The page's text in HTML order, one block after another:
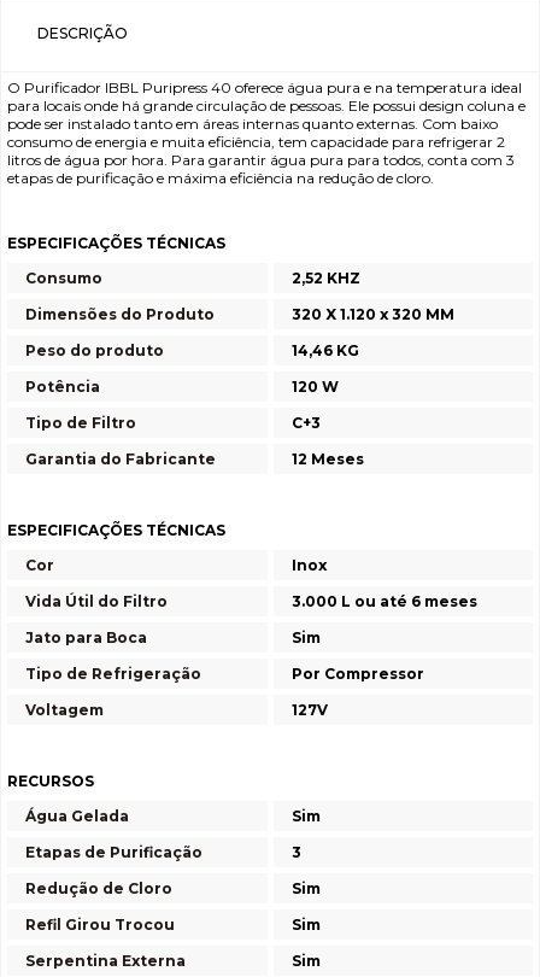
DESCRIÇÃO
O Purificador IBBL Puripress 40 oferece água pura e na temperatura ideal
para locais onde há grande circulação de pessoas. Ele possui design coluna e
pode ser instalado tanto em áreas internas quanto externas. Com baixo
consumo de energia e muita eficiência, tem capacidade para refrigerar 2
litros de água por hora. Para garantir água pura para todos, conta com 3
etapas de purificação e máxima eficiência na redução de cloro.
ESPECIFICAÇÕES TÉCNICAS
Consumo
2,52 KHZ
Dimensões do Produto
320 X 1.120 x 320 MM
Peso do produto
14,46 KG
Potência
120 W
Tipo de Filtro
C+3
Garantia do Fabricante
12 Meses
ESPECIFICAÇÕES TÉCNICAS
Cor
Inox
Vida Útil do Filtro
3.000 L ou até 6 meses
Jato para Boca
Sim
Tipo de Refrigeração
Por Compressor
Voltagem
127V
RECURSOS
Água Gelada
Sim
Etapas de Purificação
3
Redução de Cloro
Sim
Refil Girou Trocou
Sim
Serpentina Externa
Sim